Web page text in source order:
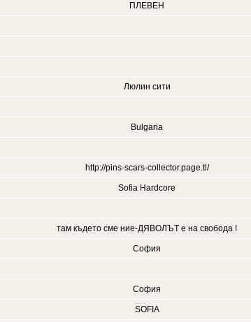
ПЛЕВЕН
Люлин сити
Bulgaria
http://pins-scars-collector.page.tl/
Sofia Hardcore
там където сме ние-ДЯВОЛЪТ е на свобода !
София
София
SOFIA